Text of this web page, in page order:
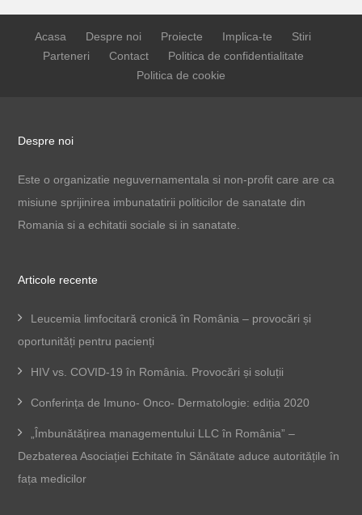
Acasa Despre noi Proiecte Implica-te
Stiri
Parteneri
Contact
Politica de confidentialitate
Politica de cookie
Despre noi
Este o organizatie neguvernamentala si non-profit care are ca
misiune sprijinirea imbunatatirii politicilor de sanatate din
Romania si a echitatii sociale si in sanatate.
Articole recente
Leucemia limfocitară cronică în România – provocări și
oportunități pentru pacienți
HIV vs. COVID-19 în România. Provocări și soluții
Conferința de Imuno- Onco- Dermatologie: ediția 2020
„Îmbunătățirea managementului LLC în România” –
Dezbaterea Asociației Echitate în Sănătate aduce autoritățile în
fața medicilor